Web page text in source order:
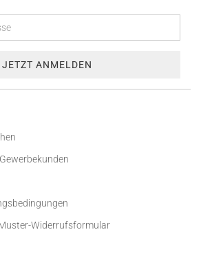
Widerrufsformular